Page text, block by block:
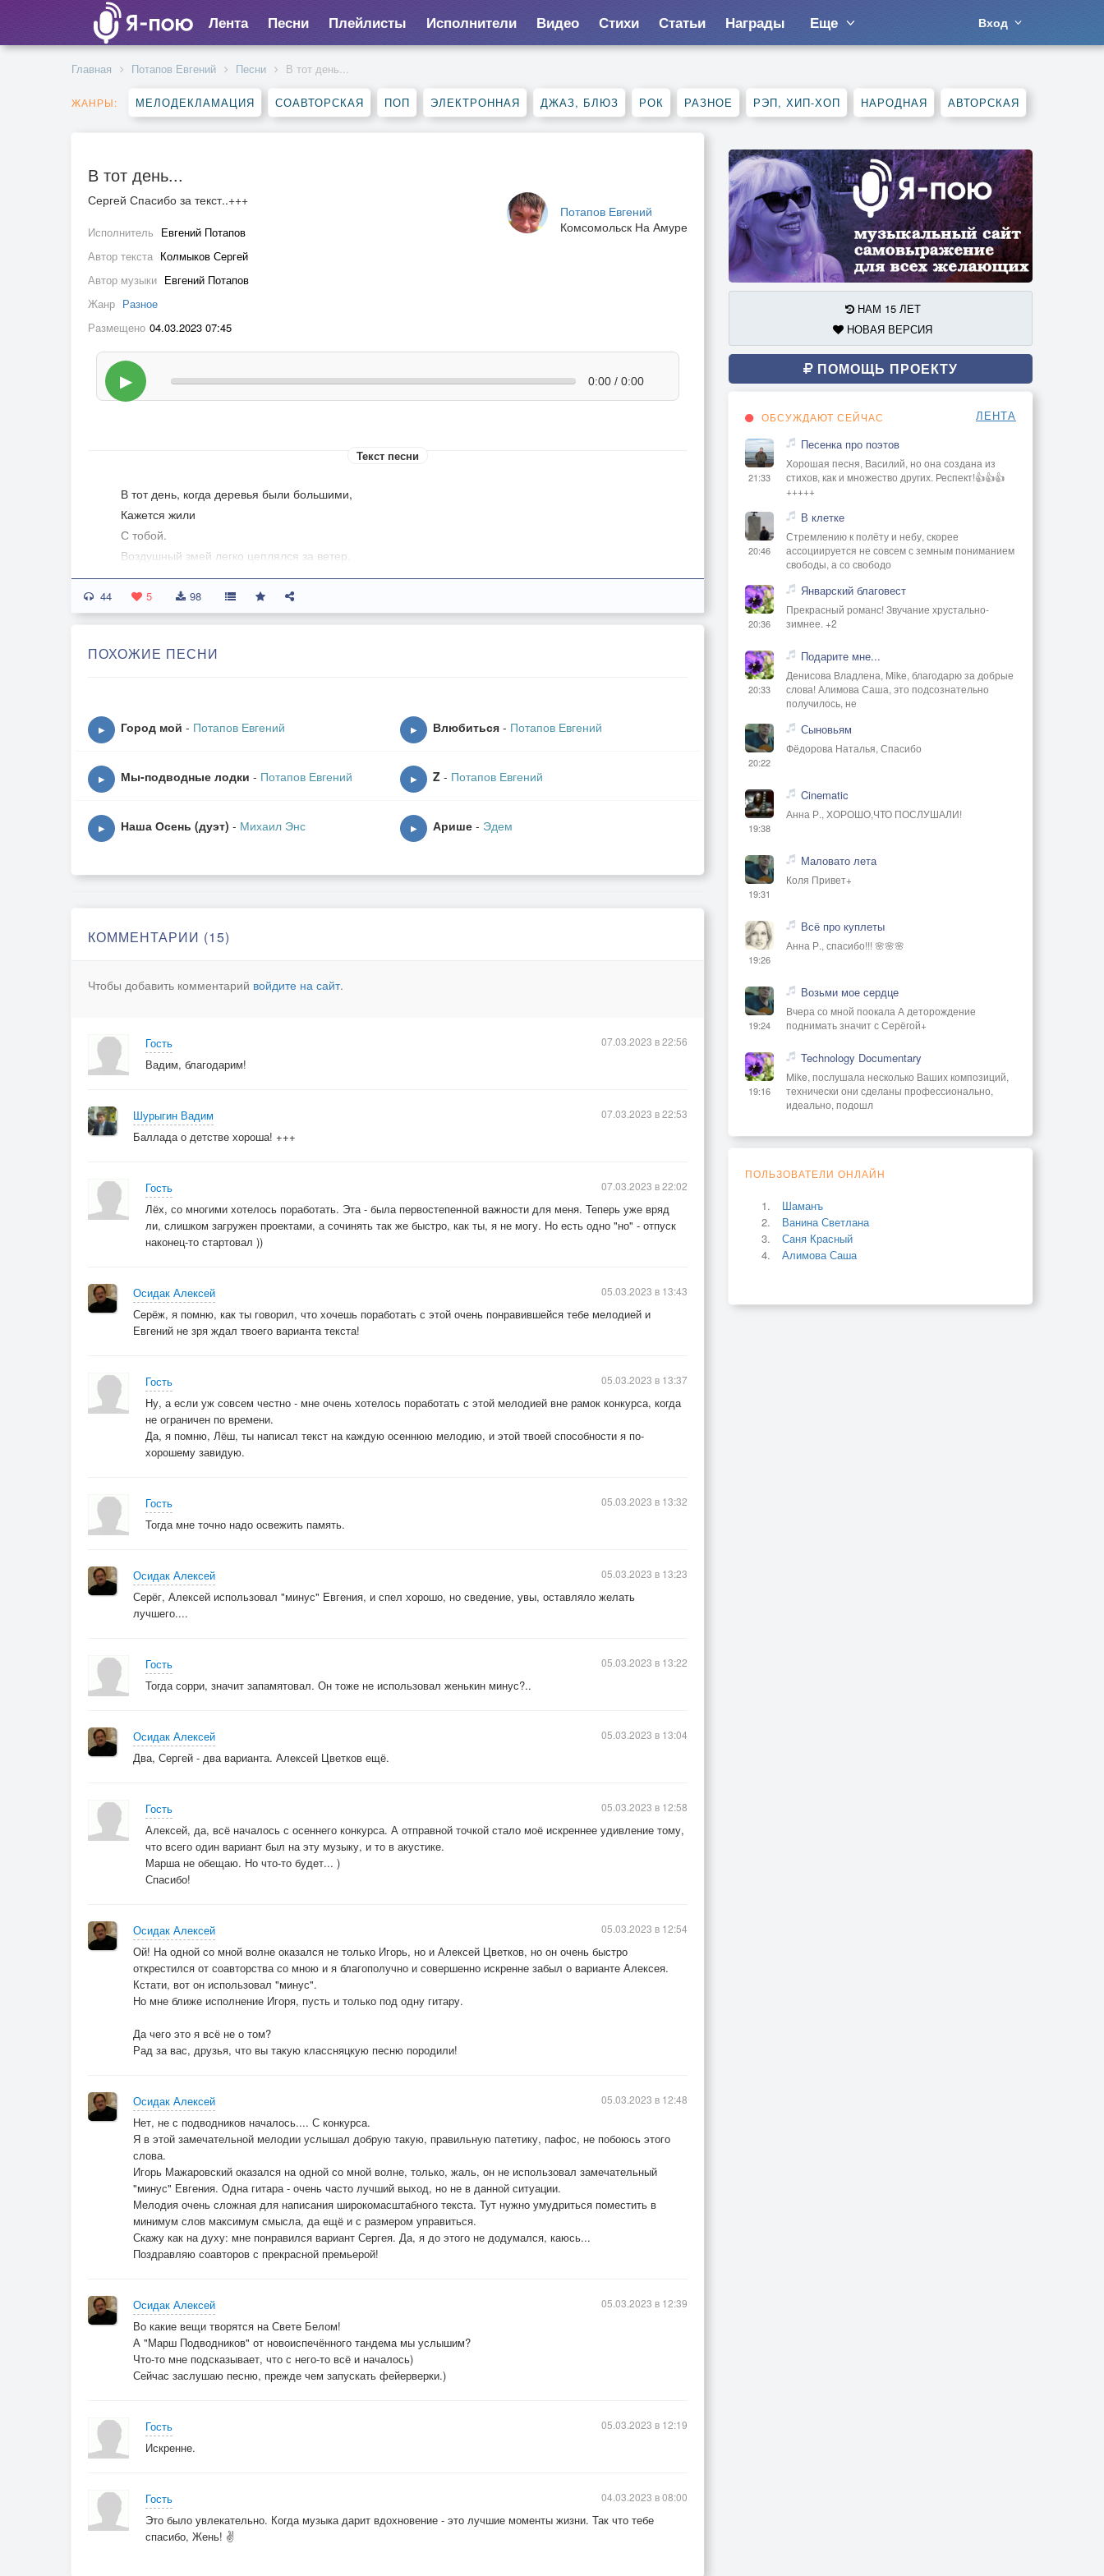
Лента Песни Плейлисты Исполнители Видео Стихи Статьи Награды Еще Вход
Главная Потапов Евгений Песни В тот день...
ЖАНРЫ: МЕЛОДЕКЛАМАЦИЯ СОАВТОРСКАЯ ПОП ЭЛЕКТРОННАЯ ДЖАЗ, БЛЮЗ РОК РАЗНОЕ РЭП, ХИП-ХОП НАРОДНАЯ АВТОРСКАЯ
В тот день...
Потапов Евгений
Комсомольск На Амуре
Сергей Спасибо за текст..+++
Исполнитель Евгений Потапов
Автор текста Колмыков Сергей
Автор музыки Евгений Потапов
Жанр Разное
Размещено 04.03.2023 07:45
▶ 0:00 / 0:00
Текст песни
В тот день, когда деревья были большими,
Кажется жили
С тобой.
Воздушный змей легко цеплялся за ветер,
Были мы дети.
Даль отзовётся,
И всё, что дарило радость -
Но не вернётся...
Лишь шум водопада.
И всё, что дарило радость -
Новый день.
44 5 98
ПОХОЖИЕ ПЕСНИ
▶ Город мой - Потапов Евгений ▶ Влюбиться - Потапов Евгений
▶ Мы-подводные лодки - Потапов Евгений ▶ Z - Потапов Евгений
▶ Наша Осень (дуэт) - Михаил Энс ▶ Арише - Эдем
КОММЕНТАРИИ (15)
Чтобы добавить комментарий войдите на сайт.
Гость
Вадим, благодарим!
07.03.2023 в 22:56
Шурыгин Вадим
Баллада о детстве хороша! +++
07.03.2023 в 22:53
Гость
Лёх, со многими хотелось поработать. Эта - была первостепенной важности для меня. Теперь уже вряд
ли, слишком загружен проектами, а сочинять так же быстро, как ты, я не могу. Но есть одно "но" - отпуск
наконец-то стартовал ))
07.03.2023 в 22:02
Осидак Алексей
Серёж, я помню, как ты говорил, что хочешь поработать с этой очень понравившейся тебе мелодией и
Евгений не зря ждал твоего варианта текста!
05.03.2023 в 13:43
Гость
Ну, а если уж совсем честно - мне очень хотелось поработать с этой мелодией вне рамок конкурса, когда
не ограничен по времени.
Да, я помню, Лёш, ты написал текст на каждую осеннюю мелодию, и этой твоей способности я по-
хорошему завидую.
05.03.2023 в 13:37
Гость
Тогда мне точно надо освежить память.
05.03.2023 в 13:32
Осидак Алексей
Серёг, Алексей использовал "минус" Евгения, и спел хорошо, но сведение, увы, оставляло желать
лучшего....
05.03.2023 в 13:23
Гость
Тогда сорри, значит запамятовал. Он тоже не использовал женькин минус?..
05.03.2023 в 13:22
Осидак Алексей
Два, Сергей - два варианта. Алексей Цветков ещё.
05.03.2023 в 13:04
Гость
Алексей, да, всё началось с осеннего конкурса. А отправной точкой стало моё искреннее удивление тому,
что всего один вариант был на эту музыку, и то в акустике.
Марша не обещаю. Но что-то будет... )
Спасибо!
05.03.2023 в 12:58
Осидак Алексей
Ой! На одной со мной волне оказался не только Игорь, но и Алексей Цветков, но он очень быстро
открестился от соавторства со мною и я благополучно и совершенно искренне забыл о варианте Алексея.
Кстати, вот он использовал "минус".
Но мне ближе исполнение Игоря, пусть и только под одну гитару.
Да чего это я всё не о том?
Рад за вас, друзья, что вы такую классняцкую песню породили!
05.03.2023 в 12:54
Осидак Алексей
Нет, не с подводников началось.... С конкурса.
Я в этой замечательной мелодии услышал добрую такую, правильную патетику, пафос, не побоюсь этого
слова.
Игорь Мажаровский оказался на одной со мной волне, только, жаль, он не использовал замечательный
"минус" Евгения. Одна гитара - очень часто лучший выход, но не в данной ситуации.
Мелодия очень сложная для написания широкомасштабного текста. Тут нужно умудриться поместить в
минимум слов максимум смысла, да ещё и с размером управиться.
Скажу как на духу: мне понравился вариант Сергея. Да, я до этого не додумался, каюсь...
Поздравляю соавторов с прекрасной премьерой!
05.03.2023 в 12:48
Осидак Алексей
Во какие вещи творятся на Свете Белом!
А "Марш Подводников" от новоиспечённого тандема мы услышим?
Что-то мне подсказывает, что с него-то всё и началось)
Сейчас заслушаю песню, прежде чем запускать фейерверки.)
05.03.2023 в 12:39
Гость
Искренне.
05.03.2023 в 12:19
Гость
Это было увлекательно. Когда музыка дарит вдохновение - это лучшие моменты жизни. Так что тебе
спасибо, Жень! ✌️
04.03.2023 в 08:00
НАМ 15 ЛЕТ
НОВАЯ ВЕРСИЯ
ПОМОЩЬ ПРОЕКТУ
ОБСУЖДАЮТ СЕЙЧАС ЛЕНТА
21:33
Песенка про поэтов
Хорошая песня, Василий, но она создана из
стихов, как и множество других. Респект!👍👍👍
+++++
20:46
В клетке
Стремлению к полёту и небу, скорее
ассоциируется не совсем с земным пониманием
свободы, а со свободо
20:36
Январский благовест
Прекрасный романс! Звучание хрустально-
зимнее. +2
20:33
Подарите мне...
Денисова Владлена, Mike, благодарю за добрые
слова! Алимова Саша, это подсознательно
получилось, не
20:22
Сыновьям
Фёдорова Наталья, Спасибо
19:38
Cinematic
Анна Р., ХОРОШО,ЧТО ПОСЛУШАЛИ!
19:31
Маловато лета
Коля Привет+
19:26
Всё про куплеты
Анна Р., спасибо!!! 🌸🌸🌸
19:24
Возьми мое сердце
Вчера со мной поокала А деторождение
поднимать значит с Серёгой+
19:16
Technology Documentary
Mike, послушала несколько Ваших композиций,
технически они сделаны профессионально,
идеально, подошл
ПОЛЬЗОВАТЕЛИ ОНЛАЙН
Шаманъ
Ванина Светлана
Саня Красный
Алимова Саша